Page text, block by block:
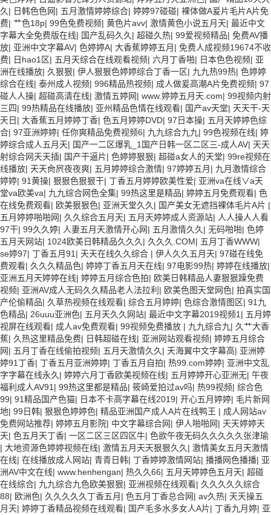
久 | 日韩色色网| 五月激情婷婷综合| 婷婷97碰碰| 裸体做A爰片毛片A片免
费| 艹色18p| 99色免费视频| 黄色片avv| 激情黄色小说五月天| 最近中文
字幕大全免费版在线| 国产乱码久久 | 超碰久热| 99爱视频精品| 免费AV播
放| 亚洲中文字幕AV| 色婷婷A| 大香蕉婷婷五月 | 免费人成视频19674不收
费| 日hao1区| 五月天综合在线观看视频| 六月丁香啪| 日本色色视频| 亚
洲在线播放| 久狠狠| 伊人狠狠色婷婷综合丁香一区| 九九热99热| 色婷婷
综合在线| 泰州成人视频| 996精品热视频| 成人做爰高潮A片免费视频| 97
碰人人操| 超碰高清在线| 激情五婷网| www.婷婷五月天.com| 99视频内射
三四| 99热精品在线播放| 亚州精品色情在线观看| 国产av天堂| 天天干-天
天日 | 大香蕉五月婷婷丁香| 色五月婷婷DVD| 97日本操| 五月天婷婷色综
合| 97亚洲婷婷| 任你爽精品免费视频6| 九九综合九九 | 99色视频在线| 婷
婷综合成人五月天| 国产一二区爆乳_1国产日韩一区二区三-成人AV| 天天
射综合网天天插| 国产干逼片| 色婷婷狠狠| 超碰a女人的天堂| 99re视频在
线播放| 天天肏屄夜夜爽| 五月婷婷综合激情| 97婷婷五月 | 九月激情综合
婷婷| 91黄操| 狠狠色狠狠干| 丁香五月婷婷欧美性爱| 亚洲va在线∨a天
堂va欧美va| 九九综合网色全集| 99热这里是精品| 婷婷五月免费观看| 色
在线免费观看| 欧美狠狠色| 亚洲天堂久久 | 国产美女无遮挡裸体毛片A片 |
五月婷婷啪啪网| 久久综合五月天| 五月天婷婷成人资源站| 人人操人人看
97干| 99久久婷| 人妻五月天激情开心网| 五月激情久久 | 无码啪啪| 色婷
五月天网站| 1024欧美日韩精品久久久 | 久久久.COM| 五月丁香WWW|
se婷97| 丁香五月91 | 天天在线久久综合 | 伊人久久五月天| 97碰在线免
费观看| 久久久精品色| 婷婷丁香五月天在线| 97电影99热| 婷婷在线播放|
亚洲五月天婷婷在线| 婷婷五月综合色拍| 欧美日韩精品人妻狠狠躁免费
视频| 亚洲AV成人无码久久精品老人法拉利 | 欧美色图天堂网色| 拍真实国
产伦偷精品| 久草热视频在线观看| 综合五月婷婷| 色综合激情图区| 91九
色精品| 26uuu亚洲色| 五月天久久网站| 最近中文字幕2019视频1 | 五月婷
视屏在线观看| 成人av免费观看| 99视频免费播放 | 九九综合九 | 久艹大香
蕉| 久热这里精品免费| 日韩超碰在线| 亚洲网站观看视频| 婷婷五月综合
网| 五月丁香在线偷拍视频| 五月天激情久久 | 天海翼中文字幕高| 亚洲婷
婷91丁香| 丁香五月亚洲婷婷| 丁香五月自拍| 热99.com婷婷| 亚洲中文乱
字字幕在线永久 | 婷婷六月丁香欧美视频在线| 五月婷婷开心亚洲无| 午夜
福利成人AV91 | 99热这里都是精品| 筱崎爱拍过av吗| 热99视频| 综合色
99| 91精品国产色猫| 日本不卡高字幕在线2019| 开心五月婷婷| 毛片新网
地| 99日韩| 狠狠色婷婷色| 精品亚洲国产成人A片在线鸭王 | 成人网站av
免费网站推荐| 婷婷五月影院| 中文字幕综合网| 伊人啪啪网| 天天婷婷天
天| 色五月天丁香| 一区二区三区四区牛| 色欲午夜无码久久久久久张津瑜
| 大地资源色婷婷视频在线| 激情五月天天狠狠久久 | 激情美女五月天激情
在线| 在线播放成人网站| 青青日韩| 丁香婷婷激情网站| 播播网色播播| 亚
洲AV中文在线| www.henhengan| 热久久66| 五月天婷婷色五月天| 超碰
在线综合| 九九综合九色欧美狠狠| 亚洲视频在线观看| 久久久久久综合
88| 欧洲色| 久久久久久丁香五月 | 色五月丁香总合网| av久热| 天天操五
月天| 婷婷丁香精品视频在线观看| 国产毛多水多女人A片| 丁香九月婷| 亚